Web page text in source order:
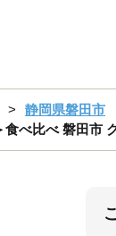
静岡県磐田市
べ比べ 磐田市